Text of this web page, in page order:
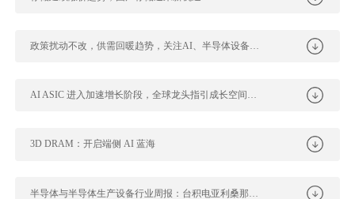
政策扰动不改，供需回暖趋势，关注AI、半导体设备等结构性机会
AI ASIC 进入加速增长阶段，全球龙头指引成长空间广阔
3D DRAM：开启端侧 AI 蓝海